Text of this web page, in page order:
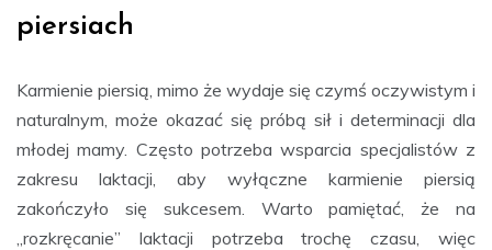
piersiach
Karmienie piersią, mimo że wydaje się czymś oczywistym i
naturalnym, może okazać się próbą sił i determinacji dla
młodej mamy. Często potrzeba wsparcia specjalistów z
zakresu laktacji, aby wyłączne karmienie piersią
zakończyło się sukcesem. Warto pamiętać, że na
„rozkręcanie” laktacji potrzeba trochę czasu, więc